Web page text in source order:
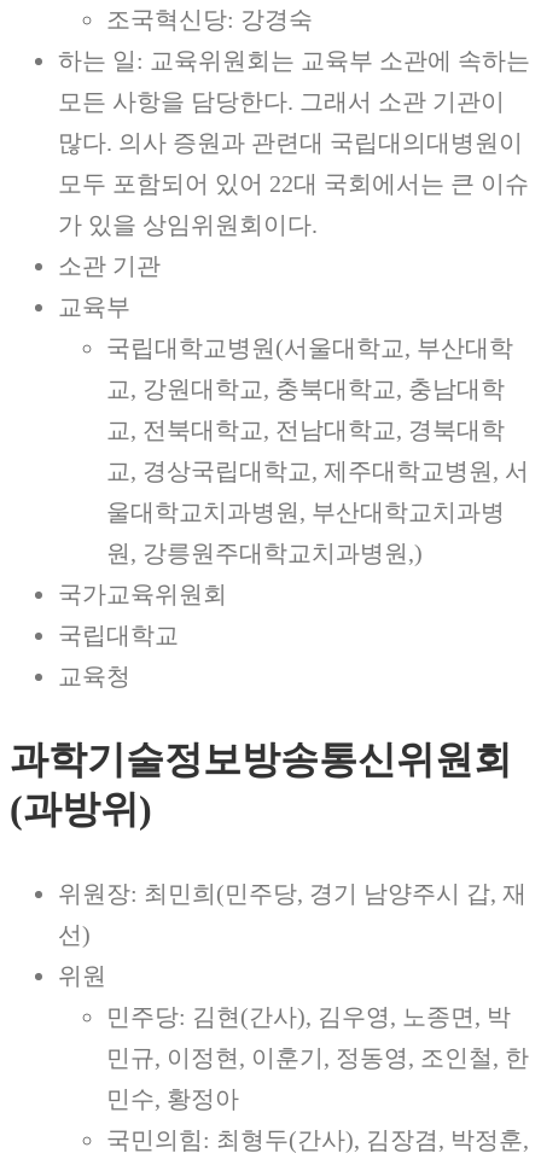
조국혁신당: 강경숙
하는 일: 교육위원회는 교육부 소관에 속하는
모든 사항을 담당한다. 그래서 소관 기관이
많다. 의사 증원과 관련대 국립대의대병원이
모두 포함되어 있어 22대 국회에서는 큰 이슈
가 있을 상임위원회이다.
소관 기관
교육부
국립대학교병원(서울대학교, 부산대학
교, 강원대학교, 충북대학교, 충남대학
교, 전북대학교, 전남대학교, 경북대학
교, 경상국립대학교, 제주대학교병원, 서
울대학교치과병원, 부산대학교치과병
원, 강릉원주대학교치과병원,)
국가교육위원회
국립대학교
교육청
과학기술정보방송통신위원회
(과방위)
위원장: 최민희(민주당, 경기 남양주시 갑, 재
선)
위원
민주당: 김현(간사), 김우영, 노종면, 박
민규, 이정현, 이훈기, 정동영, 조인철, 한
민수, 황정아
국민의힘: 최형두(간사), 김장겸, 박정훈,